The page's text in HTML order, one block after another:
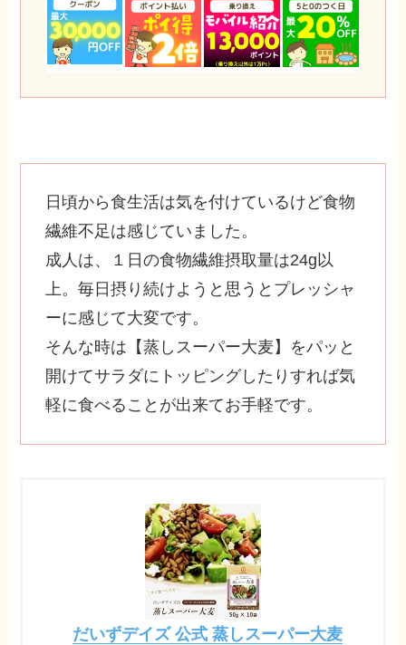
日頃から食生活は気を付けているけど食物
繊維不足は感じていました。
成人は、１日の食物繊維摂取量は24g以
上。毎日摂り続けようと思うとプレッシャ
ーに感じて大変です。
そんな時は【蒸しスーパー大麦】をパッと
開けてサラダにトッピングしたりすれば気
軽に食べることが出来てお手軽です。
だいずデイズ 公式 蒸しスーパー大麦